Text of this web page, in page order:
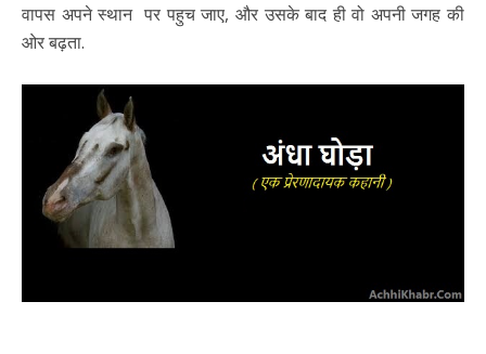
वापस अपने स्थान पर पहुच जाए, और उसके बाद ही वो अपनी जगह की
ओर बढ़ता.